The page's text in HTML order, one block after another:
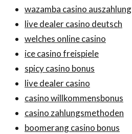
wazamba casino auszahlung
live dealer casino deutsch
welches online casino
ice casino freispiele
spicy casino bonus
live dealer casino
casino willkommensbonus
casino zahlungsmethoden
boomerang casino bonus